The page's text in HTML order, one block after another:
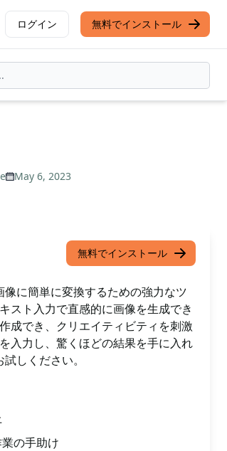
ログイン 無料でインストール
May 6, 2023
無料でインストール
に簡単に変換するための強力なツ
スト入力で直感的に画像を生成でき
成でき、クリエイティビティを刺激
入力し、驚くほどの結果を手に入れ
しください。
の手助け